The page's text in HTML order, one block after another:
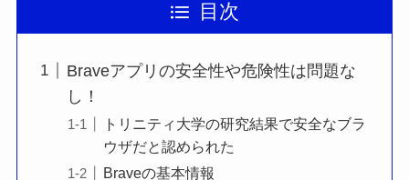
目次
Braveアプリの安全性や危険性は問題な
し！
トリニティ大学の研究結果で安全なブラ
ウザだと認められた
Braveの基本情報